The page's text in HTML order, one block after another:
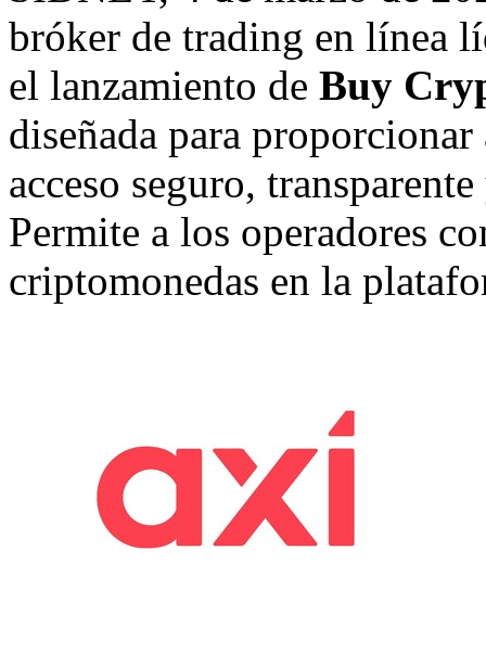
bróker de trading en línea
el lanzamiento de Buy
diseñada para
acceso seguro,
Permite a los operadores
criptomonedas en la